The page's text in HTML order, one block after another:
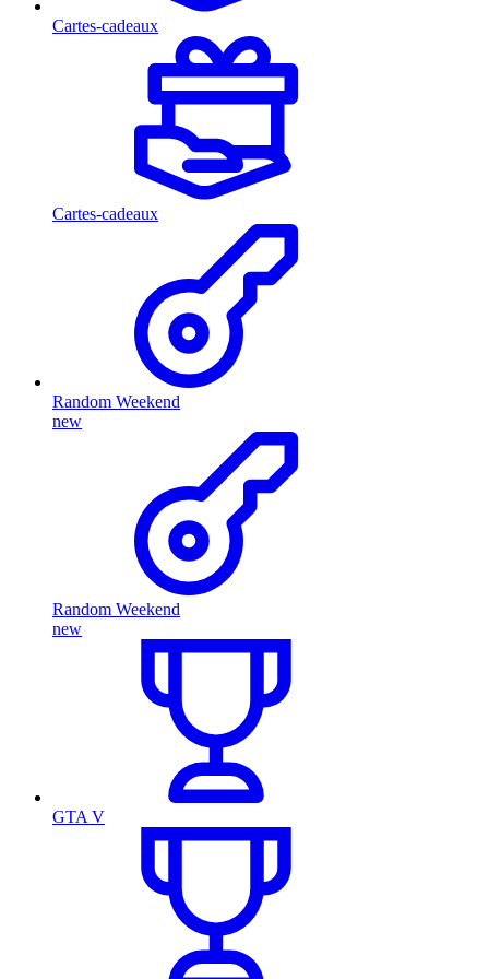
Cartes-cadeaux
Cartes-cadeaux
Random Weekend
new
Random Weekend
new
GTA V